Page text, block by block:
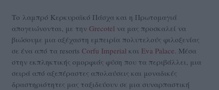
Το λαμπρό Κερκυραϊκό Πάσχα και η Πρωτομαγιά
απογειώνονται, με την Grecotel να μας προσκαλεί να
βιώσουμε μια αξέχαστη εμπειρία πολυτελούς φιλοξενίας
σε ένα από τα resorts Corfu Imperial και Eva Palace. Μέσα
στην εκπληκτικής ομορφιάς φύση που τα περιβάλλει, μια
σειρά από αξεπέραστες απολαύσεις και μοναδικές
δραστηριότητες μας ταξιδεύουν σε μια συναρπαστική